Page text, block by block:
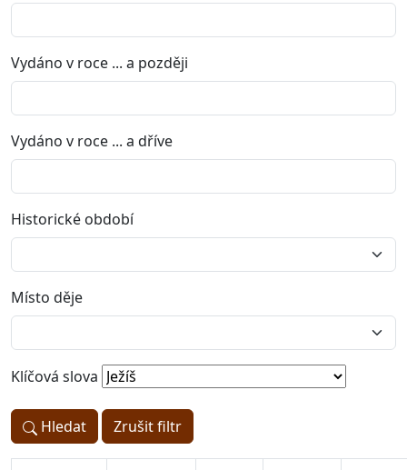
Vydáno v roce ... a později
Vydáno v roce ... a dříve
Historické období
Místo děje
Klíčová slova
Hledat Zrušit filtr